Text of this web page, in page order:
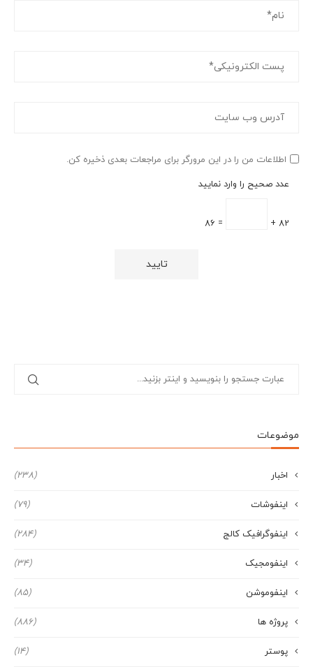
اطلاعات من را در این مرورگر برای مراجعات بعدی ذخیره کن.
عدد صحیح را وارد نمایید
82 +
= 86
موضوعات
اخبار (238)
اینفوشات (79)
اینفوگرافیک کالج (284)
اینفومجیک (34)
اینفوموشن (85)
پروژه ها (886)
پوستر (14)